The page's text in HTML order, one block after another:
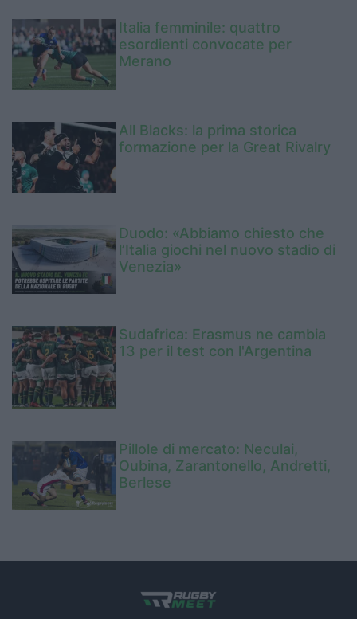
Italia femminile: quattro
esordienti convocate per
Merano
All Blacks: la prima storica
formazione per la Great Rivalry
Duodo: «Abbiamo chiesto che
l’Italia giochi nel nuovo stadio di
Venezia»
Sudafrica: Erasmus ne cambia
13 per il test con l'Argentina
Pillole di mercato: Neculai,
Oubina, Zarantonello, Andretti,
Berlese